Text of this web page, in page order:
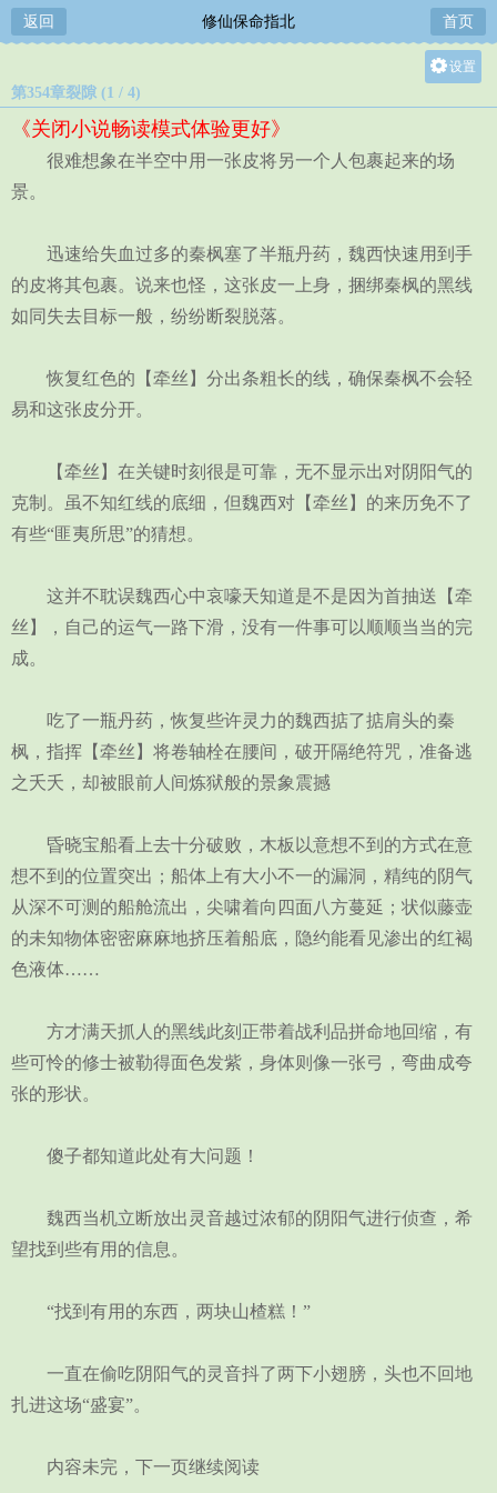
返回 修仙保命指北 首页
设置
中
第354章裂隙 (1 / 4)
《关闭小说畅读模式体验更好》
很难想象在半空中用一张皮将另一个人包裹起来的场
景。
迅速给失血过多的秦枫塞了半瓶丹药，魏西快速用到手
的皮将其包裹。说来也怪，这张皮一上身，捆绑秦枫的黑线
如同失去目标一般，纷纷断裂脱落。
恢复红色的【牵丝】分出条粗长的线，确保秦枫不会轻
易和这张皮分开。
【牵丝】在关键时刻很是可靠，无不显示出对阴阳气的
克制。虽不知红线的底细，但魏西对【牵丝】的来历免不了
有些“匪夷所思”的猜想。
这并不耽误魏西心中哀嚎天知道是不是因为首抽送【牵
丝】，自己的运气一路下滑，没有一件事可以顺顺当当的完
成。
吃了一瓶丹药，恢复些许灵力的魏西掂了掂肩头的秦
枫，指挥【牵丝】将卷轴栓在腰间，破开隔绝符咒，准备逃
之夭夭，却被眼前人间炼狱般的景象震撼
昏晓宝船看上去十分破败，木板以意想不到的方式在意
想不到的位置突出；船体上有大小不一的漏洞，精纯的阴气
从深不可测的船舱流出，尖啸着向四面八方蔓延；状似藤壶
的未知物体密密麻麻地挤压着船底，隐约能看见渗出的红褐
色液体……
方才满天抓人的黑线此刻正带着战利品拼命地回缩，有
些可怜的修士被勒得面色发紫，身体则像一张弓，弯曲成夸
张的形状。
傻子都知道此处有大问题！
魏西当机立断放出灵音越过浓郁的阴阳气进行侦查，希
望找到些有用的信息。
“找到有用的东西，两块山楂糕！”
一直在偷吃阴阳气的灵音抖了两下小翅膀，头也不回地
扎进这场“盛宴”。
内容未完，下一页继续阅读